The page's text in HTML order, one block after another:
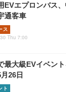
EVエプロンバス
通客車
ス
Thu 7:00
最大級EVイベン
26日
ト